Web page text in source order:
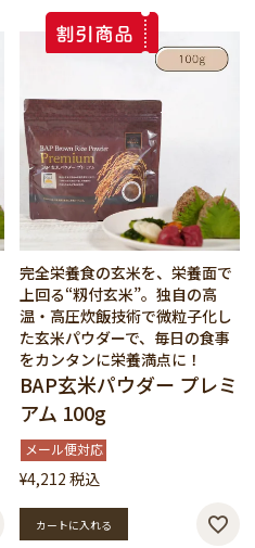
完全栄養食の玄米を、栄養面で
上回る“籾付玄米”。独自の高
温・高圧炊飯技術で微粒子化し
た玄米パウダーで、毎日の食事
をカンタンに栄養満点に！
BAP玄米パウダー プレミ
アム 100g
メール便対応
¥4,212 税込
カートに入れる